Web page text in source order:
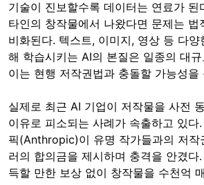
기술이 진보할수록 데이터는 연료가
타인의 창작물에서 나왔다면 문제는 법
비화된다. 텍스트, 이미지, 영상 등 다양
해 학습시키는 AI의 본질은 일종의 대
이는 현행 저작권법과 충돌할 가능성을
실제로 최근 AI 기업이 저작물을 사전
이유로 피소되는 사례가 속출하고 있다
픽(Anthropic)이 유명 작가들과의 저작
러의 합의금을 제시하며 충격을 안겼
득할 만한 보상 없이 창작물을 수천억